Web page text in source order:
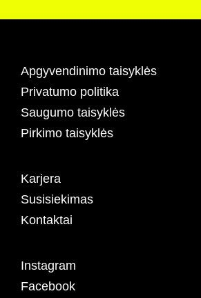
Apgyvendinimo taisyklės
Privatumo politika
Saugumo taisyklės
Pirkimo taisyklės
Karjera
Susisiekimas
Kontaktai
Instagram
Facebook